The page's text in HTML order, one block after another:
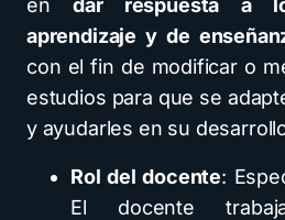
endar respuesta a
aprendizaje y de
con el fin de modificar o
estudios para que se
y ayudarles en su
Rol del docente:
El docente